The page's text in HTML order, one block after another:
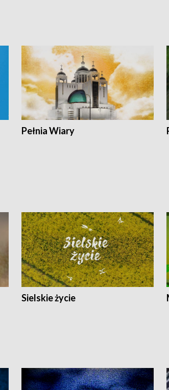
Pełnia Wiary
Sielskie życie